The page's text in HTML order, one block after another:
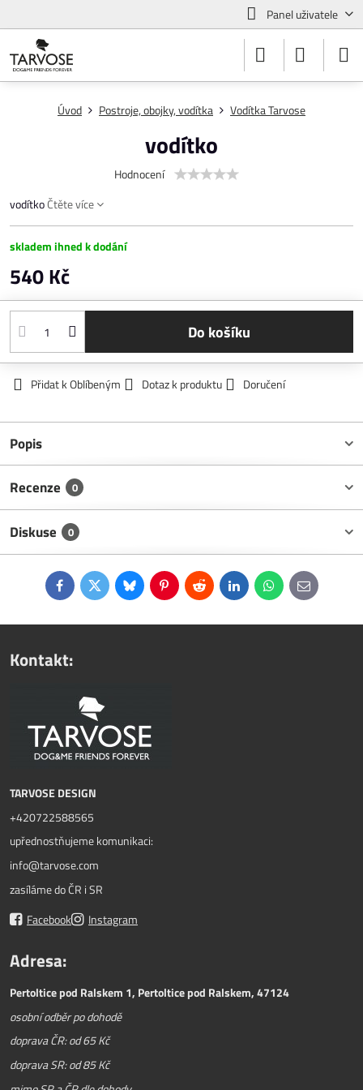
Panel uživatele
Úvod Postroje, obojky, vodítka Vodítka Tarvose
vodítko
Hodnocení
vodítkoČtěte více
skladem ihned k dodání
540 Kč
Do košíku
Přidat k Oblíbeným Dotaz k produktu Doručení
Popis
Recenze 0
Diskuse 0
FacebookTwitterBlueskyPinterestReddit LinkedInWhatsApp
E-
mail
Kontakt:
TARVOSE DESIGN
+420722588565
upřednostňujeme komunikaci:
info@tarvose.com
zasíláme do ČR i SR
Facebook
Instagram
Adresa:
Pertoltice pod Ralskem 1, Pertoltice pod Ralskem, 47124
osobní odběr po dohodě
doprava ČR: od 65 Kč
doprava SR: od 85 Kč